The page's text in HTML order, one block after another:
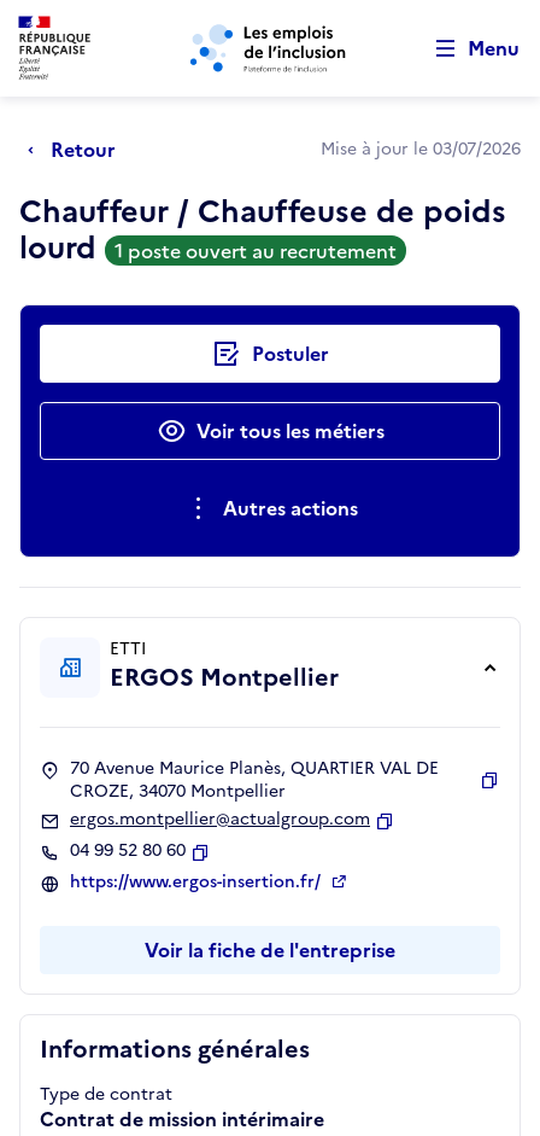
Aller au menu principal Aller au contenu principal
Menu
Retour Mise à jour le 03/07/2026
Chauffeur / Chauffeuse de poids
lourd 1 poste ouvert au recrutement
Actions rapides Postuler
Voir tous les métiers
Autres actions
Informations générales
Type de contrat
Contrat de mission intérimaire
ETTI
ERGOS Montpellier
70 Avenue Maurice Planès, QUARTIER VAL DE
CROZE, 34070 Montpellier
ergos.montpellier@actualgroup.com
04 99 52 80 60
Copier
https://www.ergos-insertion.fr/
Voir la fiche de l'entreprise
Retour au début de la page
Panneau de gestion des cookies